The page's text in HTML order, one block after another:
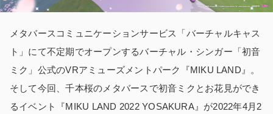
メタバースコミュニケーションサービス「バーチャルキャス
ト」にて不定期でオープンするバーチャル・シンガー「初音
ミク」公式のVRアミューズメントパーク『MIKU LAND』。
そして今回、千本桜のメタバースで初音ミクとお花見ができ
るイベント『MIKU LAND 2022 YOSAKURA』が2022年4月2